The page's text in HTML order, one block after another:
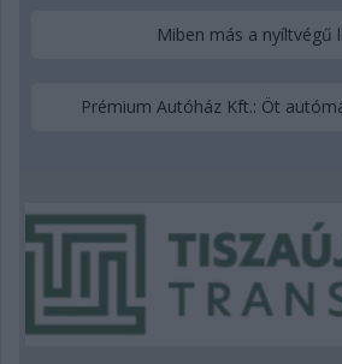
Miben más a nyíltvégű
Prémium Autóház Kft.: Öt